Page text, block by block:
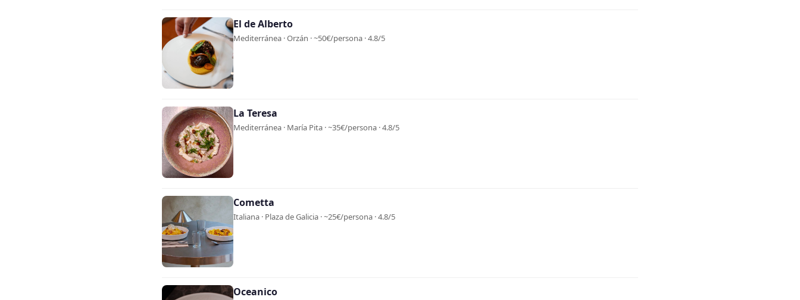
El de Alberto
Mediterránea · Orzán · ~50€/persona · 4.8/5
La Teresa
Mediterránea · María Pita · ~35€/persona · 4.8/5
Cometta
Italiana · Plaza de Galicia · ~25€/persona · 4.8/5
Oceanico